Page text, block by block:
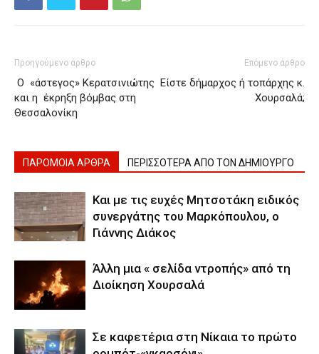
Προηγούμενο άρθρο
O «άστεγος» Κερατσινιώτης
και η έκρηξη βόμβας στη
Θεσσαλονίκη
Επόμενο άρθρο
Είστε δήμαρχος ή τοπάρχης κ.
Χουρσαλά;
ΠΑΡΟΜΟΙΑ ΑΡΘΡΑ ΠΕΡΙΣΣΟΤΕΡΑ ΑΠΟ ΤΟΝ ΔΗΜΙΟΥΡΓΟ
Και με τις ευχές Μητσοτάκη ειδικός
συνεργάτης του Μαρκόπουλου, ο
Γιάννης Διάκος
Άλλη μια « σελίδα ντροπής» από τη
Διοίκηση Χουρσαλά
Σε καφετέρια στη Νίκαια το πρώτο